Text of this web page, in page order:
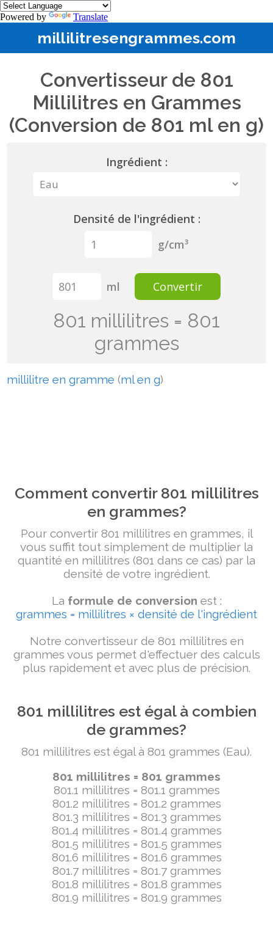
Powered by Translate
millilitresengrammes.com
Convertisseur de 801
Millilitres en Grammes
(Conversion de 801 ml en g)
Ingrédient :
Densité de l'ingrédient :
g/cm³
ml Convertir
801 millilitres = 801
grammes
millilitre en gramme (ml en g)
Comment convertir 801 millilitres
en grammes?
Pour convertir 801 millilitres en grammes, il
vous suffit tout simplement de multiplier la
quantité en millilitres (801 dans ce cas) par la
densité de votre ingrédient.
La formule de conversion est :
grammes = millilitres × densité de l'ingrédient
Notre convertisseur de 801 millilitres en
grammes vous permet d'effectuer des calculs
plus rapidement et avec plus de précision.
801 millilitres est égal à combien
de grammes?
801 millilitres est égal à 801 grammes (Eau).
801 millilitres = 801 grammes
801.1 millilitres = 801.1 grammes
801.2 millilitres = 801.2 grammes
801.3 millilitres = 801.3 grammes
801.4 millilitres = 801.4 grammes
801.5 millilitres = 801.5 grammes
801.6 millilitres = 801.6 grammes
801.7 millilitres = 801.7 grammes
801.8 millilitres = 801.8 grammes
801.9 millilitres = 801.9 grammes